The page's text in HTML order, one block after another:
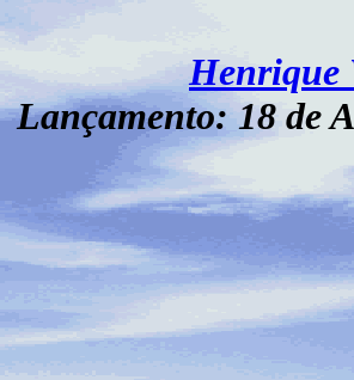
Henrique
Lançamento: 18 de